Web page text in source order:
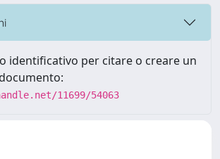
identificativo per citare o creare un
11699/54063